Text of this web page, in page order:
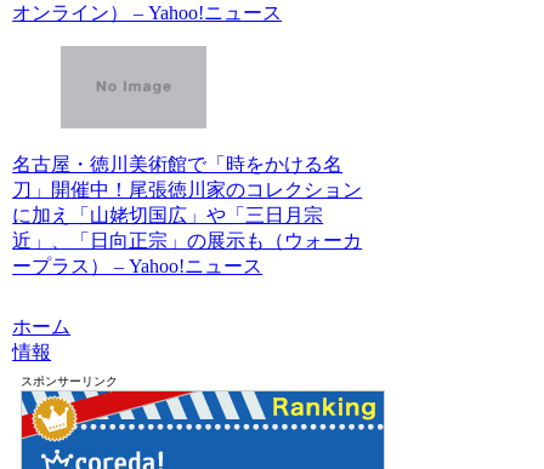
オンライン） – Yahoo!ニュース
名古屋・徳川美術館で「時をかける名
刀」開催中！尾張徳川家のコレクション
に加え「山姥切国広」や「三日月宗
近」、「日向正宗」の展示も（ウォーカ
ープラス） – Yahoo!ニュース
ホーム
情報
スポンサーリンク